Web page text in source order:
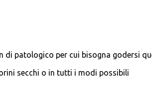
di patologico per cui bisogna godersi
secchi o in tutti i modi possibili